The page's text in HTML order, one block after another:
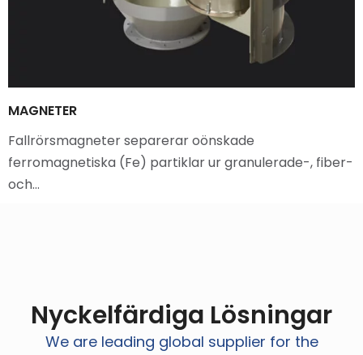
MAGNETER
Fallrörsmagneter separerar oönskade
ferromagnetiska (Fe) partiklar ur granulerade-, fiber-
och…
Nyckelfärdiga Lösningar
We are leading global supplier for the